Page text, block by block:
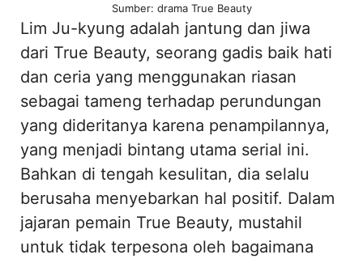
Sumber: drama True Beauty
Lim Ju-kyung adalah jantung dan jiwa
dari True Beauty, seorang gadis baik hati
dan ceria yang menggunakan riasan
sebagai tameng terhadap perundungan
yang dideritanya karena penampilannya,
yang menjadi bintang utama serial ini.
Bahkan di tengah kesulitan, dia selalu
berusaha menyebarkan hal positif. Dalam
jajaran pemain True Beauty, mustahil
untuk tidak terpesona oleh bagaimana